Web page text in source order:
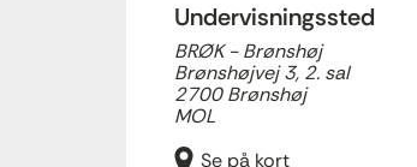
Undervisningssted
BRØK - Brønshøj
Brønshøjvej 3, 2. sal
2700 Brønshøj
MOL
Se på kort